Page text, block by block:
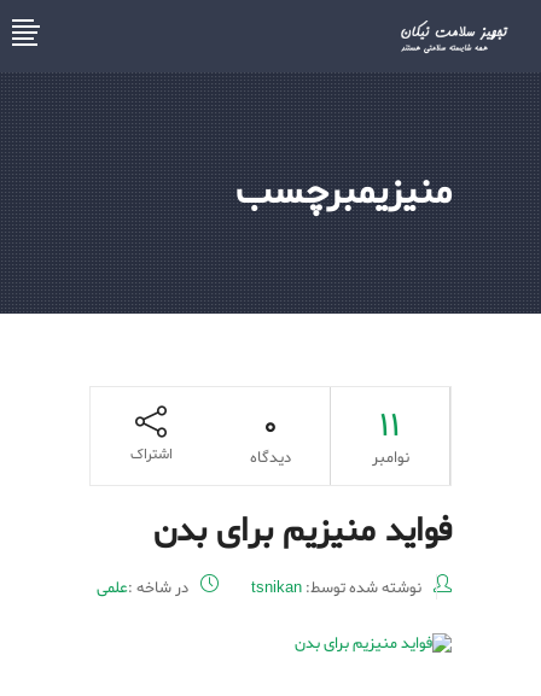
منیزیمبرچسب
11
نوامبر
0
دیدگاه اشتراک
فواید منیزیم برای بدن
نوشته شده توسط:tsnikan در شاخه :علمی